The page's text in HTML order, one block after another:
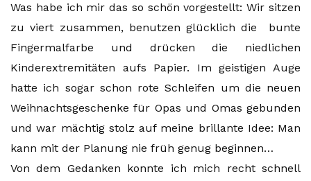
Was habe ich mir das so schön vorgestellt: Wir sitzen
zu viert zusammen, benutzen glücklich die bunte
Fingermalfarbe und drücken die niedlichen
Kinderextremitäten aufs Papier. Im geistigen Auge
hatte ich sogar schon rote Schleifen um die neuen
Weihnachtsgeschenke für Opas und Omas gebunden
und war mächtig stolz auf meine brillante Idee: Man
kann mit der Planung nie früh genug beginnen…
Von dem Gedanken konnte ich mich recht schnell